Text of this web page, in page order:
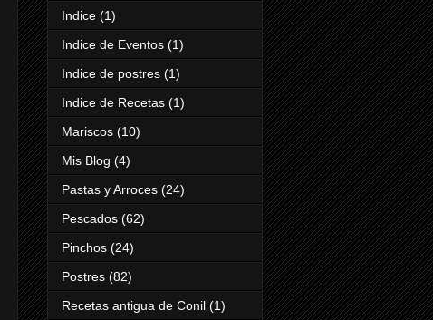
Indice (1)
Indice de Eventos (1)
Indice de postres (1)
Indice de Recetas (1)
Mariscos (10)
Mis Blog (4)
Pastas y Arroces (24)
Pescados (62)
Pinchos (24)
Postres (82)
Recetas antigua de Conil (1)